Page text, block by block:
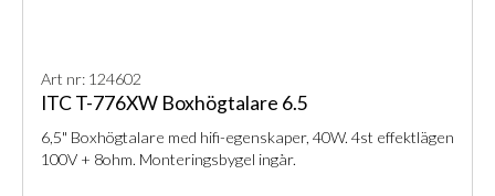
Art nr: 124602
ITC T-776XW Boxhögtalare 6.5
6,5" Boxhögtalare med hifi-egenskaper, 40W. 4st effektlägen
100V + 8ohm. Monteringsbygel ingår.